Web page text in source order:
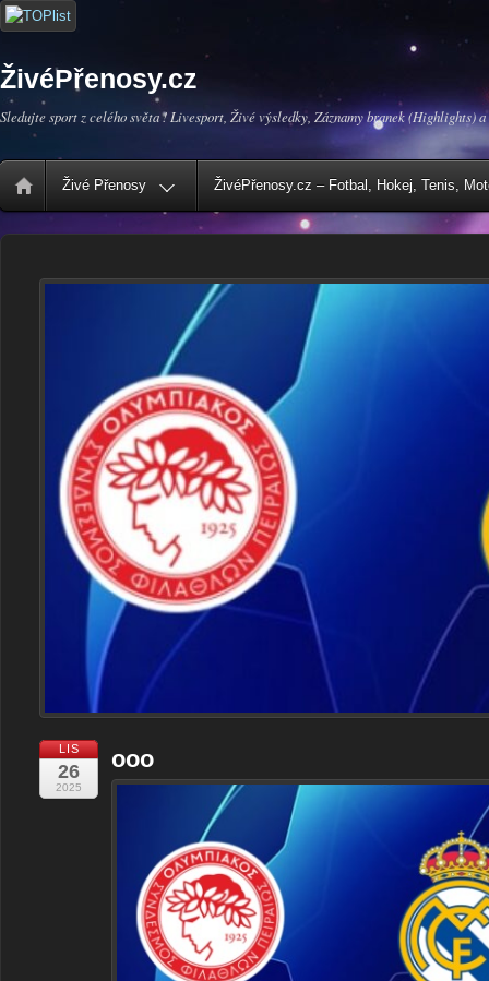
ŽivéPřenosy.cz
Sledujte sport z celého světa ! Livesport, Živé výsledky, Záznamy branek (Highlights) a
Živé Přenosy ŽivéPřenosy.cz – Fotbal, Hokej, Tenis,
LIS
26
2025
ooo